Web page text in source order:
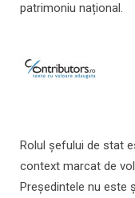
patrimoniu național.
Rolul şefului de stat
context marcat de
Preşedintele nu este